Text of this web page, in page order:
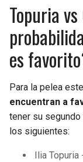
Topuria
es
Para la pelea
encuentran a
tener su
los siguientes:
Ilia Topuria